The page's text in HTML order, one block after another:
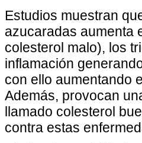
Estudios muestran
azucaradas aumenta
colesterol malo), los
inflamación
con ello aumentando
Además, provocan
llamado colesterol
contra estas